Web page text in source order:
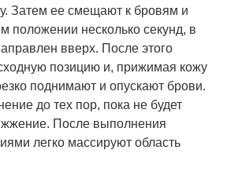
Затем ее смещают к бровям и
положении несколько секунд, в
вверх. После этого
позицию и, прижимая кожу
поднимают и опускают брови.
до тех пор, пока не будет
После выполнения
легко массируют область